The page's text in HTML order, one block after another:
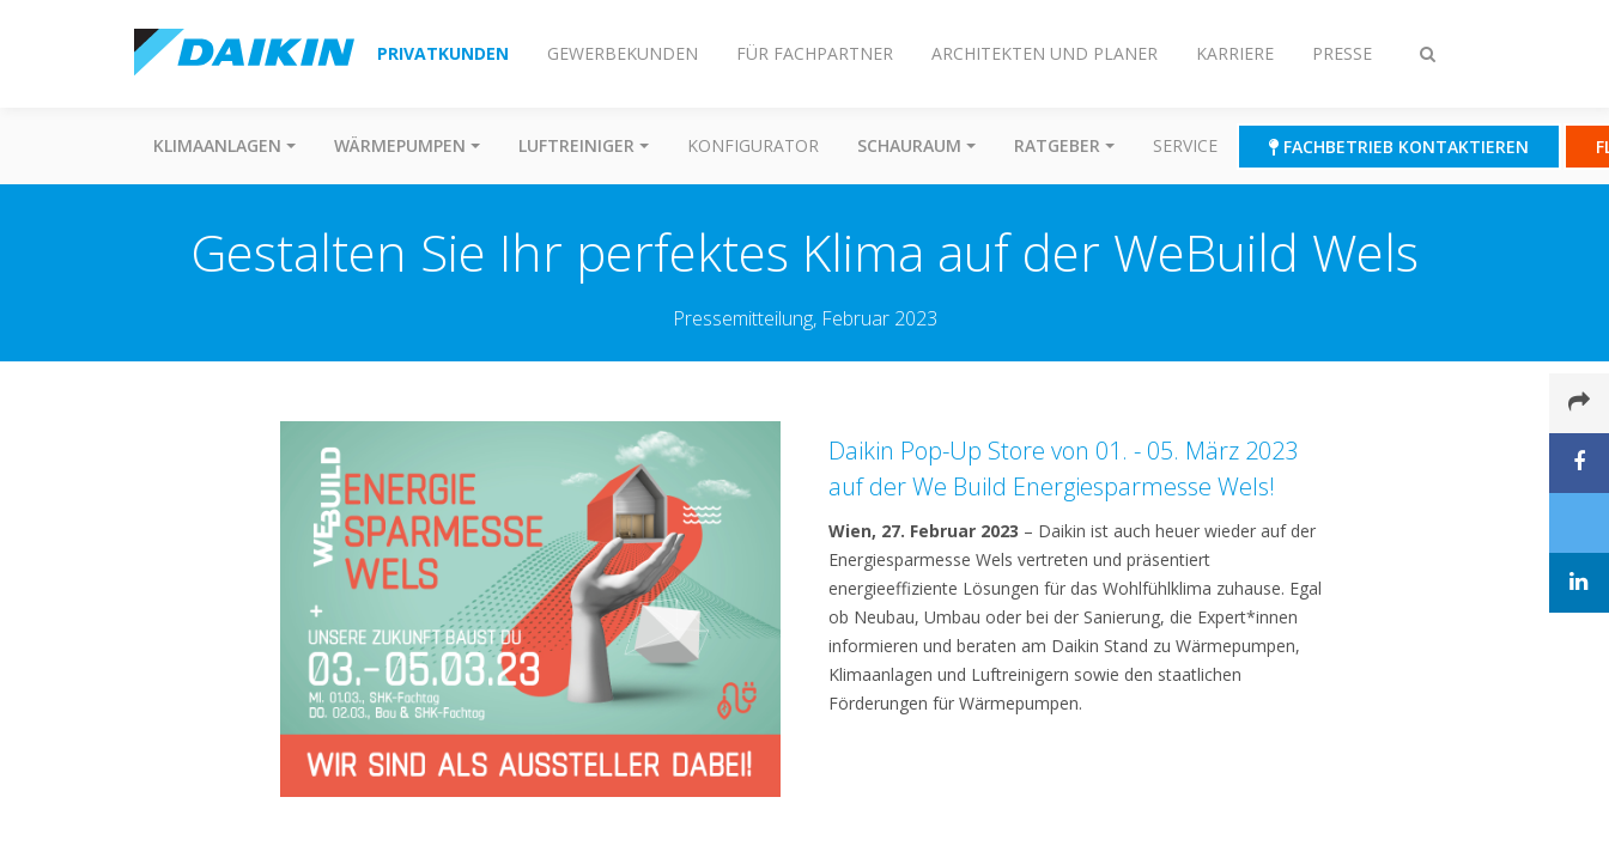
Suche
PRIVATKUNDEN GEWERBEKUNDEN FÜR FACHPARTNER ARCHITEKTEN UND PLANER KARRIERE PRESSE
KLIMAANLAGEN WÄRMEPUMPEN LUFTREINIGER KONFIGURATOR SCHAURAUM RATGEBER SERVICE FACHBETRIEB KONTAKTIEREN
Gestalten Sie Ihr perfektes Klima auf der WeBuild Wels
Pressemitteilung, Februar 2023
Daikin Pop-Up Store von 01. - 05. März 2023
auf der We Build Energiesparmesse Wels!
Wien, 27. Februar 2023 – Daikin ist auch heuer wieder auf der
Energiesparmesse Wels vertreten und präsentiert
energieeffiziente Lösungen für das Wohlfühlklima zuhause. Egal
ob Neubau, Umbau oder bei der Sanierung, die Expert*innen
informieren und beraten am Daikin Stand zu Wärmepumpen,
Klimaanlagen und Luftreinigern sowie den staatlichen
Förderungen für Wärmepumpen.